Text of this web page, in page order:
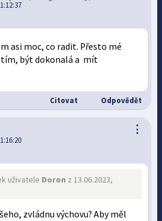
asi moc, co radit. Přesto mé
tím, být dokonalá a mít
Citovat Odpovědět
⋮
uživatele Doron z 13.06.2023,
zvládnu výchovu? Aby měl